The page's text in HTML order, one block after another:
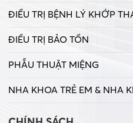
ĐIỀU TRỊ BỆNH LÝ KHỚP
ĐIỀU TRỊ BẢO TỒN
PHẪU THUẬT MIỆNG
NHA KHOA TRẺ EM & NHA